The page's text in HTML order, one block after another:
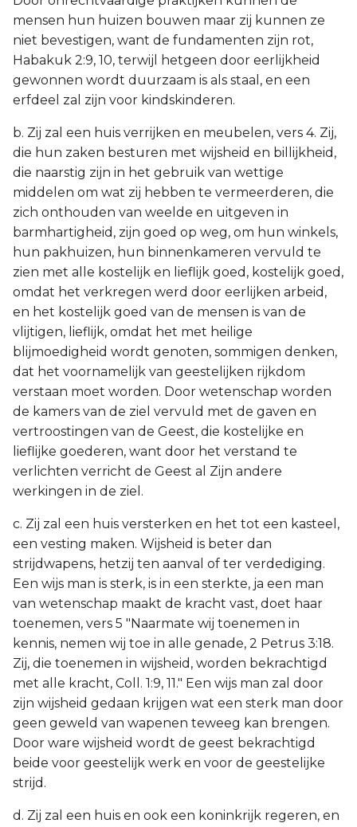
mensen hun huizen bouwen maar zij kunnen ze
niet bevestigen, want de fundamenten zijn rot,
Habakuk 2:9, 10, terwijl hetgeen door eerlijkheid
gewonnen wordt duurzaam is als staal, en een
erfdeel zal zijn voor kindskinderen.
b. Zij zal een huis verrijken en meubelen, vers 4. Zij,
die hun zaken besturen met wijsheid en billijkheid,
die naarstig zijn in het gebruik van wettige
middelen om wat zij hebben te vermeerderen, die
zich onthouden van weelde en uitgeven in
barmhartigheid, zijn goed op weg, om hun winkels,
hun pakhuizen, hun binnenkameren vervuld te
zien met alle kostelijk en lieflijk goed, kostelijk goed,
omdat het verkregen werd door eerlijken arbeid,
en het kostelijk goed van de mensen is van de
vlijtigen, lieflijk, omdat het met heilige
blijmoedigheid wordt genoten, sommigen denken,
dat het voornamelijk van geestelijken rijkdom
verstaan moet worden. Door wetenschap worden
de kamers van de ziel vervuld met de gaven en
vertroostingen van de Geest, die kostelijke en
lieflijke goederen, want door het verstand te
verlichten verricht de Geest al Zijn andere
werkingen in de ziel.
c. Zij zal een huis versterken en het tot een kasteel,
een vesting maken. Wijsheid is beter dan
strijdwapens, hetzij ten aanval of ter verdediging.
Een wijs man is sterk, is in een sterkte, ja een man
van wetenschap maakt de kracht vast, doet haar
toenemen, vers 5 "Naarmate wij toenemen in
kennis, nemen wij toe in alle genade, 2 Petrus 3:18.
Zij, die toenemen in wijsheid, worden bekrachtigd
met alle kracht, Coll. 1:9, 11." Een wijs man zal door
zijn wijsheid gedaan krijgen wat een sterk man door
geen geweld van wapenen teweeg kan brengen.
Door ware wijsheid wordt de geest bekrachtigd
beide voor geestelijk werk en voor de geestelijke
strijd.
d. Zij zal een huis en ook een koninkrijk regeren, en